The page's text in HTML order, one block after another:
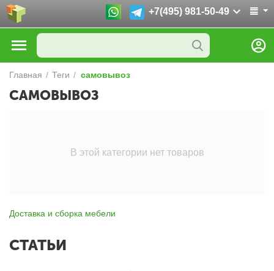
+7(495) 981-50-49
Главная / Теги / самовывоз
САМОВЫВОЗ
В этой категории нет товаров
Доставка и сборка мебели
СТАТЬИ